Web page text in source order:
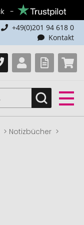
+49(0)201 94 618 0
Kontakt
Notizbücher